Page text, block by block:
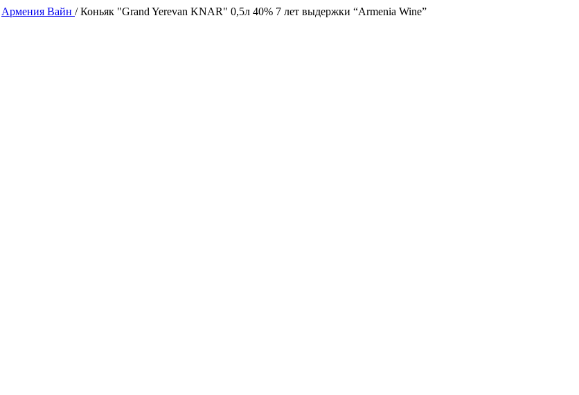
Армения Вайн /Коньяк "Grand Yerevan KNAR" 0,5л 40% 7 лет выдержки “Armenia Wine”